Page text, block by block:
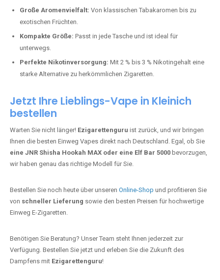
Große Aromenvielfalt: Von klassischen Tabakaromen bis zu
exotischen Früchten.
Kompakte Größe: Passt in jede Tasche und ist ideal für
unterwegs.
Perfekte Nikotinversorgung: Mit 2 % bis 3 % Nikotingehalt eine
starke Alternative zu herkömmlichen Zigaretten.
Jetzt Ihre Lieblings-Vape in Kleinich
bestellen
Warten Sie nicht länger! Ezigarettenguru ist zurück, und wir bringen
Ihnen die besten Einweg Vapes direkt nach Deutschland. Egal, ob Sie
eine JNR Shisha Hookah MAX oder eine Elf Bar 5000 bevorzugen,
wir haben genau das richtige Modell für Sie.
Bestellen Sie noch heute über unseren Online-Shop und profitieren Sie
von schneller Lieferung sowie den besten Preisen für hochwertige
Einweg E-Zigaretten.
Benötigen Sie Beratung? Unser Team steht Ihnen jederzeit zur
Verfügung. Bestellen Sie jetzt und erleben Sie die Zukunft des
Dampfens mit Ezigarettenguru!